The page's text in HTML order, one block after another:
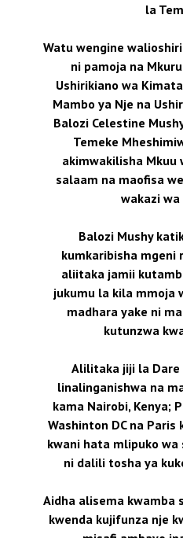
la
Watu wengine
ni pamoja na
Ushirikiano wa
Mambo ya Nje na
Balozi Celestine
Temeke
akimwakilisha Mkuu
salaam na maofisa
wakazi wa
Balozi Mushy
kumkaribisha mgeni
aliitaka jamii
jukumu la kila mmoja
madhara yake ni
kutunzwa
Alilitaka jiji la Dare
linalinganishwa na
kama Nairobi, Kenya;
Washinton DC na
kwani hata mlipuko wa
ni dalili tosha ya
Aidha alisema kwamba
kwenda kujifunza nje